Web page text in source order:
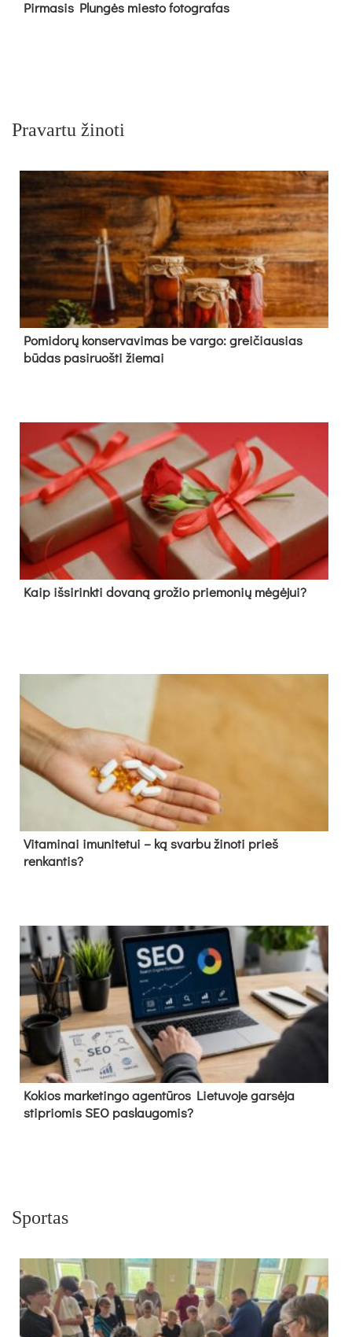
Pir­ma­sis Plun­gės mies­to fo­tog­ra­fas
Pravartu žinoti
Pomidorų konservavimas be vargo: greičiausias
būdas pasiruošti žiemai
Kaip išsirinkti dovaną grožio priemonių mėgėjui?
Vitaminai imunitetui – ką svarbu žinoti prieš
renkantis?
Kokios marketingo agentūros Lietuvoje garsėja
stipriomis SEO paslaugomis?
Sportas